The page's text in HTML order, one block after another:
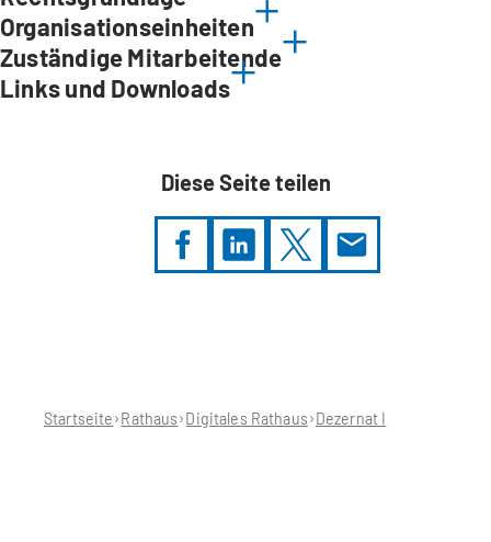
Organisationseinheiten
Zuständige Mitarbeitende
Links und Downloads
Diese Seite teilen
Startseite Rathaus Digitales Rathaus Dezernat I